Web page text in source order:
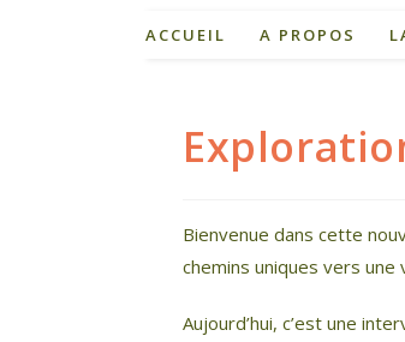
ACCUEIL A PROPOS
Bienvenue dans cette
chemins uniques vers une
Aujourd’hui, c’est une